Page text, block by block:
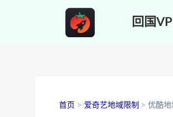
回国
首页 爱奇艺地域限制 优酷